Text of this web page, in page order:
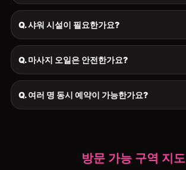
Q. 샤워 시설이 필요한가요?
Q. 마사지 오일은 안전한가요?
Q. 여러 명 동시 예약이 가능한가요?
방문 가능 구역 지도